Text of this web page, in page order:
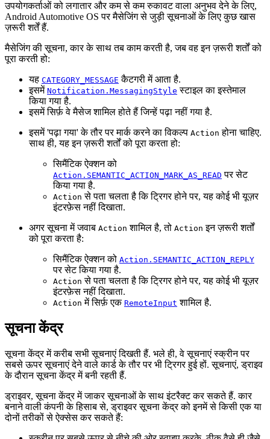
उपयोगकर्ताओं को लगातार और कम से कम रुकावट वाला अनुभव देने के लिए,
Android Automotive OS पर मैसेजिंग से जुड़ी सूचनाओं के लिए कुछ खास
ज़रूरी शर्तें हैं.
मैसेजिंग की सूचना, कार के साथ तब काम करती है, जब वह इन ज़रूरी शर्तों को
पूरा करती हो:
यह CATEGORY_MESSAGE कैटगरी में आता है.
इसमें Notification.MessagingStyle स्टाइल का इस्तेमाल
किया गया है.
इसमें सिर्फ़ वे मैसेज शामिल होते हैं जिन्हें पढ़ा नहीं गया है.
इसमें 'पढ़ा गया' के तौर पर मार्क करने का विकल्प Action होना चाहिए.
साथ ही, यह इन ज़रूरी शर्तों को पूरा करता हो:
सिमैंटिक ऐक्शन को
Action.SEMANTIC_ACTION_MARK_AS_READ पर सेट
किया गया है.
Action से पता चलता है कि ट्रिगर होने पर, यह कोई भी यूज़र
इंटरफ़ेस नहीं दिखाता.
अगर सूचना में जवाब Action शामिल है, तो Action इन ज़रूरी शर्तों
को पूरा करता है:
सिमैंटिक ऐक्शन को Action.SEMANTIC_ACTION_REPLY
पर सेट किया गया है.
Action से पता चलता है कि ट्रिगर होने पर, यह कोई भी यूज़र
इंटरफ़ेस नहीं दिखाता.
Action में सिर्फ़ एक RemoteInput शामिल है.
सूचना केंद्र
सूचना केंद्र में करीब सभी सूचनाएं दिखती हैं. भले ही, वे सूचनाएं स्क्रीन पर
सबसे ऊपर सूचनाएं देने वाले कार्ड के तौर पर भी ट्रिगर हुई हों. सूचनाएं, ड्राइव
के दौरान सूचना केंद्र में बनी रहती हैं.
ड्राइवर, सूचना केंद्र में जाकर सूचनाओं के साथ इंटरैक्ट कर सकते हैं. कार
बनाने वाली कंपनी के हिसाब से, ड्राइवर सूचना केंद्र को इनमें से किसी एक या
दोनों तरीकों से ऐक्सेस कर सकते हैं: